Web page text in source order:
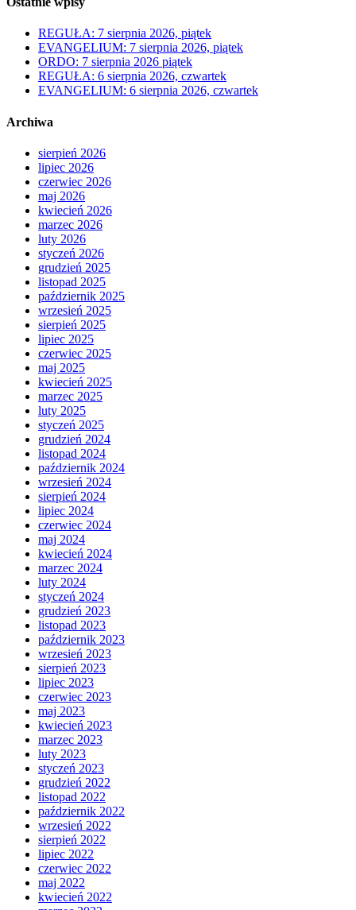
REGUŁA: 7 sierpnia 2026, piątek
EVANGELIUM: 7 sierpnia 2026, piątek
ORDO: 7 sierpnia 2026 piątek
REGUŁA: 6 sierpnia 2026, czwartek
EVANGELIUM: 6 sierpnia 2026, czwartek
Archiwa
sierpień 2026
lipiec 2026
czerwiec 2026
maj 2026
kwiecień 2026
marzec 2026
luty 2026
styczeń 2026
grudzień 2025
listopad 2025
październik 2025
wrzesień 2025
sierpień 2025
lipiec 2025
czerwiec 2025
maj 2025
kwiecień 2025
marzec 2025
luty 2025
styczeń 2025
grudzień 2024
listopad 2024
październik 2024
wrzesień 2024
sierpień 2024
lipiec 2024
czerwiec 2024
maj 2024
kwiecień 2024
marzec 2024
luty 2024
styczeń 2024
grudzień 2023
listopad 2023
październik 2023
wrzesień 2023
sierpień 2023
lipiec 2023
czerwiec 2023
maj 2023
kwiecień 2023
marzec 2023
luty 2023
styczeń 2023
grudzień 2022
listopad 2022
październik 2022
wrzesień 2022
sierpień 2022
lipiec 2022
czerwiec 2022
maj 2022
kwiecień 2022